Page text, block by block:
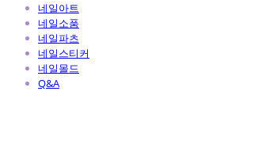
네일아트
네일소품
네일파츠
네일스티커
네일몰드
Q&A